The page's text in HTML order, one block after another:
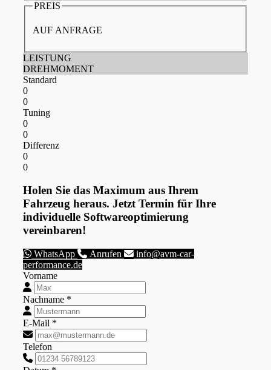
PREIS
AUF ANFRAGE
LEISTUNG
DREHMOMENT
Standard
0
0
Tuning
0
0
Differenz
0
0
Holen Sie das Maximum aus Ihrem
Fahrzeug heraus. Jetzt Termin für Ihre
individuelle Softwareoptimierung
vereinbaren!
WhatsApp Anrufen
info@avm-car-
performance.de
Vorname
Nachname *
E-Mail *
Telefon